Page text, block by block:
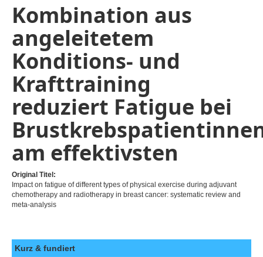
Kombination aus
angeleitetem
Konditions- und
Krafttraining
reduziert Fatigue bei
am effektivsten
Original Titel:
Impact on fatigue of different types of physical exercise during adjuvant
chemotherapy and radiotherapy in breast cancer: systematic review and
meta-analysis
Kurz & fundiert